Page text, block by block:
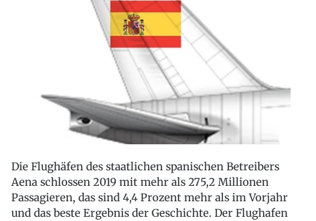
Die Flughäfen des staatlichen spanischen Betreibers
Aena schlossen 2019 mit mehr als 275,2 Millionen
Passagieren, das sind 4,4 Prozent mehr als im Vorjahr
und das beste Ergebnis der Geschichte. Der Flughafen